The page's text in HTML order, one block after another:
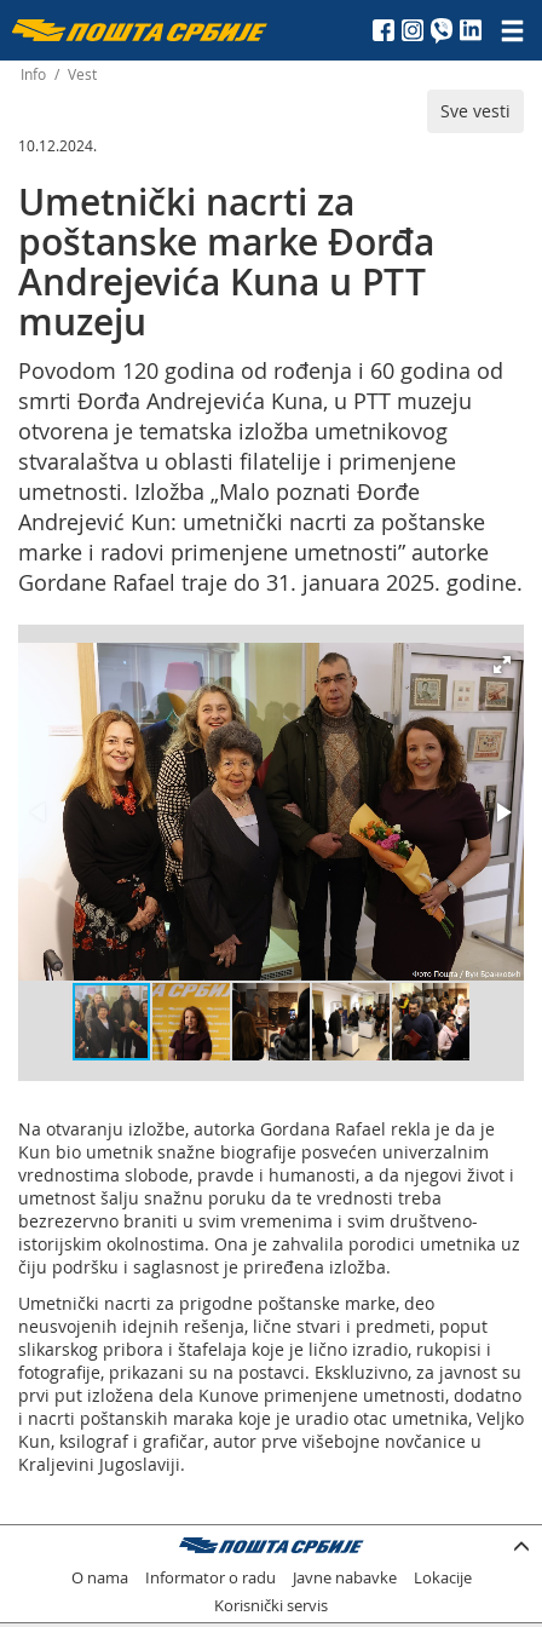
Пошта
Србије
д.о.о.
Info / Vest
Sve vesti
10.12.2024.
Umetnički nacrti za
poštanske marke Đorđa
Andrejevića Kuna u PTT
muzeju
Povodom 120 godina od rođenja i 60 godina od
smrti Đorđa Andrejevića Kuna, u PTT muzeju
otvorena je tematska izložba umetnikovog
stvaralaštva u oblasti filatelije i primenjene
umetnosti. Izložba „Malo poznati Đorđe
Andrejević Kun: umetnički nacrti za poštanske
marke i radovi primenjene umetnosti” autorke
Gordane Rafael traje do 31. januara 2025. godine.
Na otvaranju izložbe, autorka Gordana Rafael rekla je da je
Kun bio umetnik snažne biografije posvećen univerzalnim
vrednostima slobode, pravde i humanosti, a da njegovi život i
umetnost šalju snažnu poruku da te vrednosti treba
bezrezervno braniti u svim vremenima i svim društveno-
istorijskim okolnostima. Ona je zahvalila porodici umetnika uz
čiju podršku i saglasnost je priređena izložba.
Umetnički nacrti za prigodne poštanske marke, deo
neusvojenih idejnih rešenja, lične stvari i predmeti, poput
slikarskog pribora i štafelaja koje je lično izradio, rukopisi i
fotografije, prikazani su na postavci. Ekskluzivno, za javnost su
prvi put izložena dela Kunove primenjene umetnosti, dodatno
i nacrti poštanskih maraka koje je uradio otac umetnika, Veljko
Kun, ksilograf i grafičar, autor prve višebojne novčanice u
Kraljevini Jugoslaviji.
O nama Informator o radu Javne nabavke
Lokacije
Korisnički servis